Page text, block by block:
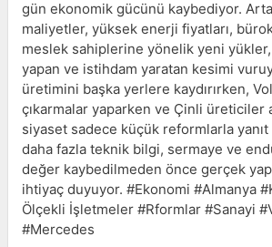
gün ekonomik gücünü kaybediyor.
maliyetler, yüksek enerji fiyatları,
meslek sahiplerine yönelik yeni yükler,
yapan ve istihdam yaratan kesimi
üretimini başka yerlere kaydırırken,
çıkarmalar yaparken ve Çinli üreticiler
siyaset sadece küçük reformlarla
daha fazla teknik bilgi, sermaye ve
değer kaybedilmeden önce gerçek
ihtiyaç duyuyor. #Ekonomi #Almanya
Ölçekli İşletmeler #Rformlar #Sanayi
#Mercedes